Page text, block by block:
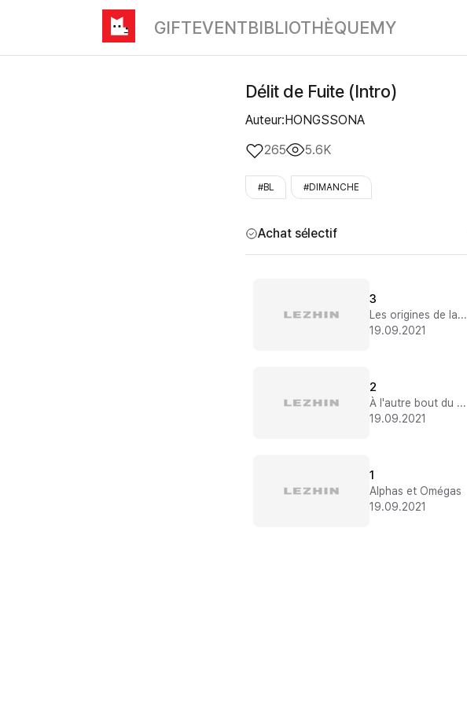
GIFTEVENTBIBLIOTHÈQUEMY
Délit de Fuite (Intro)
Auteur:HONGSSONA
265
5.6K
#BL #DIMANCHE
Achat sélectif
3
Les origines de la passion
19.09.2021
2
À l'autre bout du Pacifique
19.09.2021
1
Alphas et Omégas
19.09.2021